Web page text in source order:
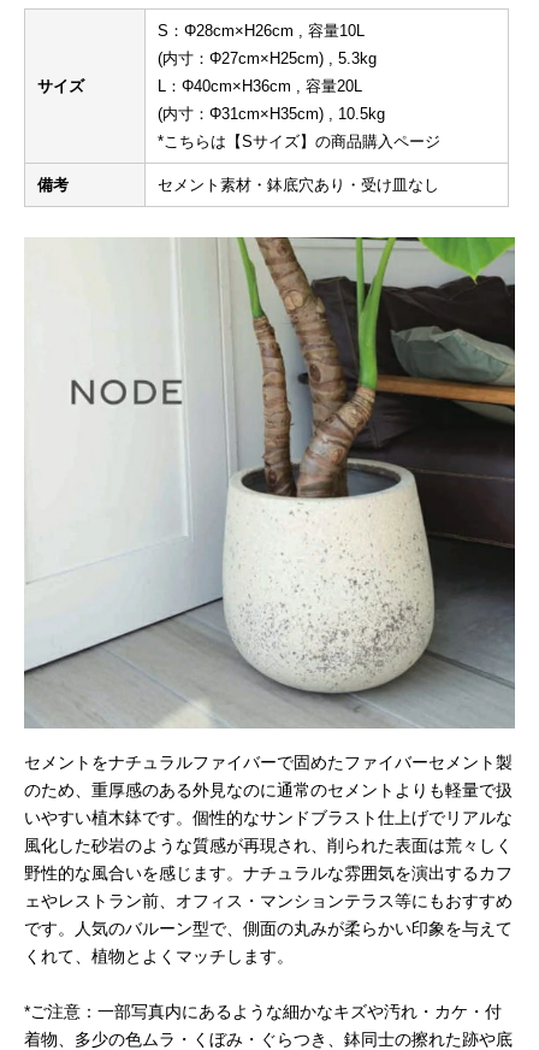
サイズ
S：Φ28cm×H26cm , 容量10L
(内寸：Φ27cm×H25cm) , 5.3kg
L：Φ40cm×H36cm , 容量20L
(内寸：Φ31cm×H35cm) , 10.5kg
*こちらは【Sサイズ】の商品購入ページ
備考 セメント素材・鉢底穴あり・受け皿なし
セメントをナチュラルファイバーで固めたファイバーセメント製
のため、重厚感のある外見なのに通常のセメントよりも軽量で扱
いやすい植木鉢です。個性的なサンドブラスト仕上げでリアルな
風化した砂岩のような質感が再現され、削られた表面は荒々しく
野性的な風合いを感じます。ナチュラルな雰囲気を演出するカフ
ェやレストラン前、オフィス・マンションテラス等にもおすすめ
です。人気のバルーン型で、側面の丸みが柔らかい印象を与えて
くれて、植物とよくマッチします。
*ご注意：一部写真内にあるような細かなキズや汚れ・カケ・付
着物、多少の色ムラ・くぼみ・ぐらつき、鉢同士の擦れた跡や底